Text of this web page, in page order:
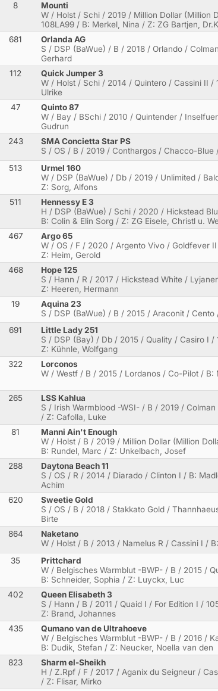
8
Mounti
W / Holst / Schi / 2019 / Million Dollar (Million
108LA99 / B: Merkel, Nina / Z: ZG Bartjen,
681
Orlanda AG
S / DSP (BaWue) / B / 2018 / Orlando /
Gerhard
112
Quick Jumper 3
W / Holst / Schi / 2014 / Quintero / Cassini II /
Ulrike
47
Quinto 87
W / Bay / BSchi / 2010 / Quintender /
Gudrun
243
SMA Concietta Star PS
S / OS / B / 2019 / Conthargos / Chacco-
513
Urmel 160
W / DSP (BaWue) / Db / 2019 / Unlimited /
Z: Sorg, Alfons
511
Hennessy E 3
H / DSP (BaWue) / Schi / 2020 / Hickstead
B: Colin & Elin Sorg / Z: ZG Eisele, Christl u.
467
Argo 65
W / OS / F / 2020 / Argento Vivo / Goldfever
Z: Heim, Gerold
468
Hope 125
S / Hann / R / 2017 / Hickstead White /
Z: Heeren, Hermann
19
Aquina 23
S / DSP (BaWue) / B / 2015 / Araconit /
691
Little Lady 251
S / DSP (Bay) / Db / 2015 / Quality / Casiro I /
Z: Kühnle, Wolfgang
322
Lorconos
W / Westf / B / 2015 / Lordanos / Co-Pilot / B:
265
LSS Kahlua
S / Irish Warmblood -WSI- / B / 2019 /
/ Z: Cafolla, Luke
81
Manni Ain't Enough
W / Holst / B / 2019 / Million Dollar (Million
B: Rundel, Marc / Z: Unkelbach, Josef
288
Daytona Beach 11
S / OS / R / 2014 / Diarado / Clinton I / B:
Achim
620
Sweetie Gold
S / OS / B / 2018 / Stakkato Gold /
Birte
864
Naketano
W / Holst / B / 2013 / Namelus R / Cassini I /
35
Prittchard
W / Belgisches Warmblut -BWP- / B / 2015 /
B: Schneider, Sophia / Z: Luyckx, Luc
402
Queen Elisabeth 3
S / Hann / B / 2011 / Quaid I / For Edition I /
Z: Brand, Johannes
435
Qumano van de Ultrahoeve
W / Belgisches Warmblut -BWP- / B / 2016 /
B: Dudik, Stefan / Z: Neucker, Noella van den
823
Sharm el-Sheikh
H / Z.Rpf / F / 2017 / Aganix du Seigneur /
/ Z: Flisar, Mirko